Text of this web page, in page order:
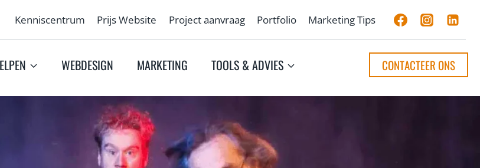
Kenniscentrum Prijs Website Project aanvraag Portfolio Marketing Tips
WEBDESIGN MARKETING TOOLS & ADVIES CONTACTEER ONS